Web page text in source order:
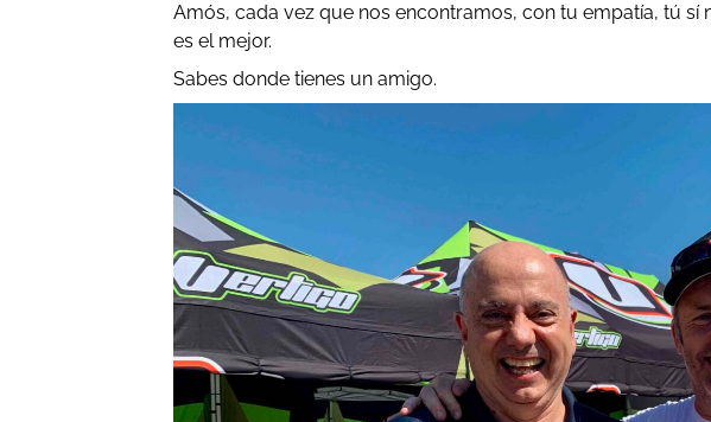
Amós, cada vez que nos encontramos, con tu empatía, tú
es el mejor.
Sabes donde tienes un amigo.